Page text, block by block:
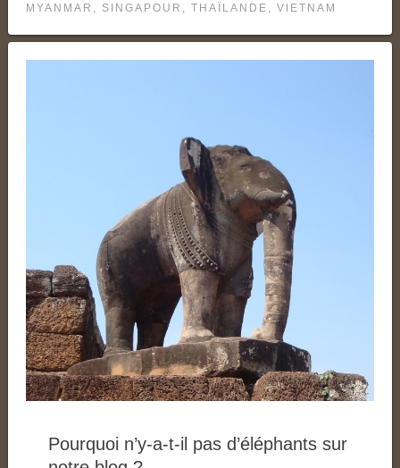
MYANMAR , SINGAPOUR , THAÏLANDE , VIETNAM
Pourquoi n’y-a-t-il pas d’éléphants sur